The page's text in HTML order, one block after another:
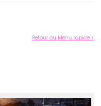
Retour au Menu rapide ↑